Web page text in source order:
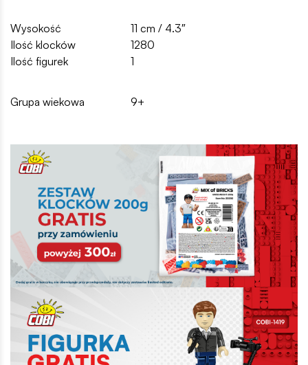
Wysokość
11 cm / 4.3″
Ilość klocków
1280
Ilość figurek
1
Grupa wiekowa 9+